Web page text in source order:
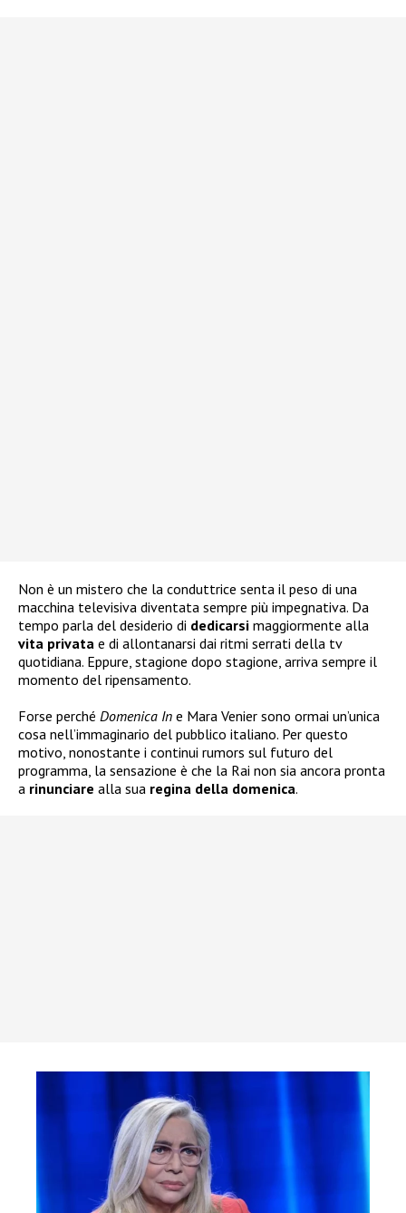
Non è un mistero che la conduttrice senta il peso di una
macchina televisiva diventata sempre più impegnativa. Da
tempo parla del desiderio di dedicarsi maggiormente alla
vita privata e di allontanarsi dai ritmi serrati della tv
quotidiana. Eppure, stagione dopo stagione, arriva sempre il
momento del ripensamento.
Forse perché Domenica In e Mara Venier sono ormai un’unica
cosa nell’immaginario del pubblico italiano. Per questo
motivo, nonostante i continui rumors sul futuro del
programma, la sensazione è che la Rai non sia ancora pronta
a rinunciare alla sua regina della domenica.